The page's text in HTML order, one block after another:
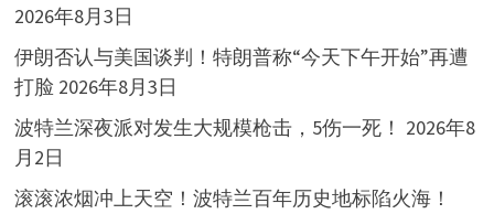
2026年8月3日
伊朗否认与美国谈判！特朗普称“今天下午开始”再遭
打脸 2026年8月3日
波特兰深夜派对发生大规模枪击，5伤一死！ 2026年8
月2日
滚滚浓烟冲上天空！波特兰百年历史地标陷火海！